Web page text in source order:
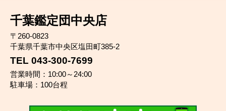
千葉鑑定団中央店
〒260-0823
千葉県千葉市中央区塩田町385-2
TEL 043-300-7699
営業時間：10:00～24:00
駐車場：100台程